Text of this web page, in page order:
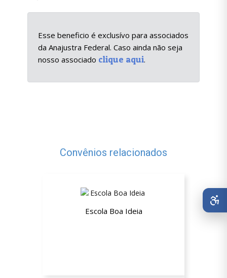
Esse beneficio é exclusívo para associados
da Anajustra Federal. Caso ainda não seja
nosso associado clique aqui.
Convênios relacionados
Escola Boa Ideia